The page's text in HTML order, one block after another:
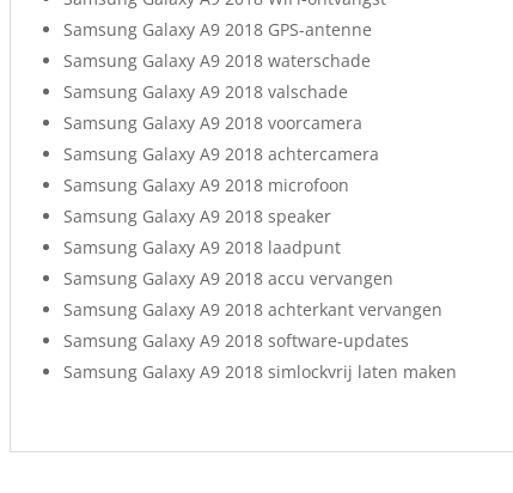
Samsung Galaxy A9 2018 GPS-antenne
Samsung Galaxy A9 2018 waterschade
Samsung Galaxy A9 2018 valschade
Samsung Galaxy A9 2018 voorcamera
Samsung Galaxy A9 2018 achtercamera
Samsung Galaxy A9 2018 microfoon
Samsung Galaxy A9 2018 speaker
Samsung Galaxy A9 2018 laadpunt
Samsung Galaxy A9 2018 accu vervangen
Samsung Galaxy A9 2018 achterkant vervangen
Samsung Galaxy A9 2018 software-updates
Samsung Galaxy A9 2018 simlockvrij laten maken